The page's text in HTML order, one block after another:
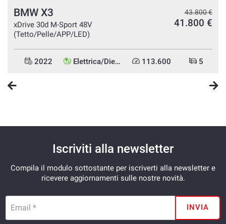
BMW X3
xDrive 30d M-Sport 48V
(Tetto/Pelle/APP/LED)
43.800 €
41.800 €
2022 Elettrica/Diesel 113.600 5
Iscriviti alla newsletter
Compila il modulo sottostante per iscriverti alla newsletter e
ricevere aggiornamenti sulle nostre novità.
Email * INVIA